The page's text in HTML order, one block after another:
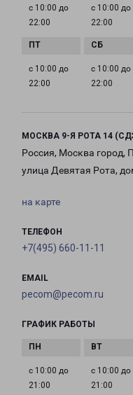
с 10:00 до
22:00
с 10:00 до
22:00
с 10:00 до
22:00
с 10:00 до
22:00
МОСКВА 9-Я РОТА 14
Россия, Москва город,
улица Девятая Рота,
на карте
ТЕЛЕФОН
+7(495) 660-11-11
EMAIL
pecom@pecom.ru
ГРАФИК РАБОТЫ
с 10:00 до
21:00
с 10:00 до
21:00